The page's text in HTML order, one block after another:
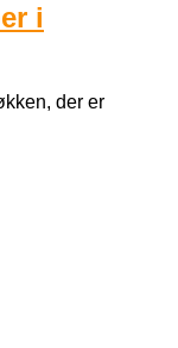
i
der er